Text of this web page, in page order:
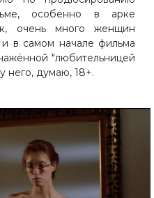
особенно в арке
очень много женщин
в самом начале фильма
"любительницей
него, думаю, 18+.